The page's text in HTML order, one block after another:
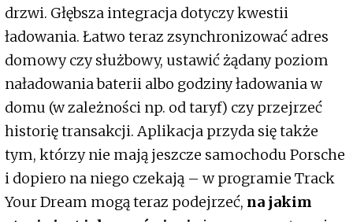
drzwi. Głębsza integracja dotyczy kwestii
ładowania. Łatwo teraz zsynchronizować adres
domowy czy służbowy, ustawić żądany poziom
naładowania baterii albo godziny ładowania w
domu (w zależności np. od taryf) czy przejrzeć
historię transakcji. Aplikacja przyda się także
tym, którzy nie mają jeszcze samochodu Porsche
i dopiero na niego czekają – w programie Track
Your Dream mogą teraz podejrzeć, na jakim